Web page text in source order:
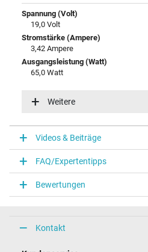
Spannung (Volt)
19,0 Volt
Stromstärke (Ampere)
3,42 Ampere
Ausgangsleistung (Watt)
65,0 Watt
100-240V / 50-60Hz
Notebook Stecker
Steckertyp / -form
rund / 90° abgewinkelt
Steckerlänge (mm)
10,0 mm
4,5 mm / 2,9 mm
Weitere
Videos & Beiträge
FAQ/Expertentipps
Bewertungen
Kontakt